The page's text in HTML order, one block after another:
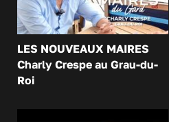
LES NOUVEAUX MAIRES
Charly Crespe au Grau-du-
Roi